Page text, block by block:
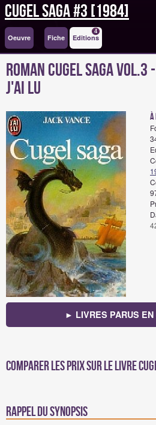
Cugel Saga #3 [1984]
Oeuvre Fiche Editions
4
Roman Cugel Saga
J'ai Lu
à
► LIVRES PARUS EN
Comparer les prix sur Le livre
Rappel du synopsis